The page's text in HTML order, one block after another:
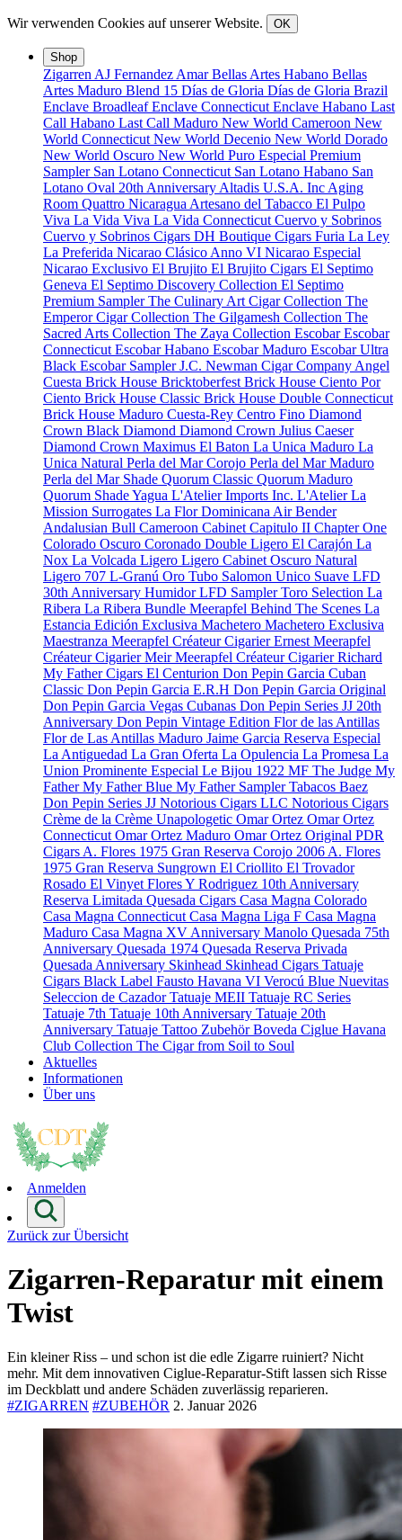
Wir verwenden Cookies auf unserer Website. OK
Shop
Zigarren AJ Fernandez AmarBellas Artes Habano Bellas
Artes Maduro Blend 15 Días de Gloria Días de Gloria Brazil
Enclave BroadleafEnclave Connecticut Enclave Habano Last
Call Habano Last Call Maduro New World Cameroon New
World Connecticut New World Decenio New World Dorado
New World Oscuro New World Puro Especial Premium
Sampler San Lotano Connecticut San Lotano Habano San
Lotano Oval 20th Anniversary Altadis U.S.A. Inc Aging
Room Quattro Nicaragua Artesano del Tabacco El Pulpo
Viva La Vida Viva La Vida Connecticut Cuervo y Sobrinos
Cuervo y Sobrinos Cigars DH Boutique Cigars Furia La Ley
La Preferida Nicarao Clásico Anno VI Nicarao Especial
Nicarao Exclusivo El Brujito El Brujito Cigars El Septimo
Geneva El Septimo Discovery Collection El Septimo
Premium SamplerThe Culinary Art Cigar Collection The
Emperor Cigar Collection The Gilgamesh Collection The
Sacred Arts Collection The Zaya Collection EscobarEscobar
Connecticut Escobar Habano Escobar Maduro Escobar Ultra
Black Escobar SamplerJ.C. Newman Cigar Company Angel
Cuesta Brick House Bricktoberfest Brick House Ciento Por
Ciento Brick House Classic Brick House Double Connecticut
Brick House Maduro Cuesta-Rey Centro Fino Diamond
Crown Black Diamond Diamond Crown Julius Caeser
Diamond Crown Maximus El Baton La Unica Maduro La
Unica Natural Perla del Mar Corojo Perla del Mar Maduro
Perla del Mar Shade Quorum Classic Quorum Maduro
Quorum ShadeYagua L'Atelier Imports Inc. L'AtelierLa
Mission Surrogates La Flor Dominicana Air Bender
Andalusian Bull Cameroon Cabinet Capitulo II Chapter One
Colorado Oscuro Coronado Double Ligero El Carajón La
Nox La Volcada Ligero Ligero Cabinet Oscuro Natural
Ligero 707 L-Granú Oro Tubo Salomon Unico Suave LFD
30th Anniversary HumidorLFD Sampler Toro Selection La
Ribera La Ribera Bundle Meerapfel Behind The Scenes La
Estancia Edición Exclusiva Machetero Machetero Exclusiva
Maestranza Meerapfel Créateur Cigarier Ernest Meerapfel
Créateur Cigarier MeirMeerapfel Créateur Cigarier Richard
My Father Cigars El Centurion Don Pepin Garcia Cuban
Classic Don Pepin Garcia E.R.H Don Pepin Garcia Original
Don Pepin Garcia Vegas Cubanas Don Pepin Series JJ 20th
Anniversary Don Pepin Vintage Edition Flor de las Antillas
Flor de Las Antillas Maduro Jaime Garcia Reserva Especial
La Antiguedad La Gran Oferta La Opulencia La Promesa La
Union Prominente Especial Le Bijou 1922 MF The Judge My
FatherMy Father Blue My Father SamplerTabacos Baez
Don Pepin Series JJ Notorious Cigars LLC Notorious Cigars
Crème de la Crème Unapologetic Omar Ortez Omar Ortez
Connecticut Omar Ortez Maduro Omar Ortez Original PDR
Cigars A. Flores 1975 Gran Reserva Corojo 2006 A. Flores
1975 Gran Reserva Sungrown El Criollito El Trovador
Rosado El Vinyet Flores Y Rodriguez 10th Anniversary
Reserva Limitada Quesada Cigars Casa Magna Colorado
Casa Magna Connecticut Casa Magna Liga F Casa Magna
Maduro Casa Magna XV Anniversary Manolo Quesada 75th
Anniversary Quesada 1974 Quesada Reserva Privada
Quesada Anniversary Skinhead Skinhead Cigars Tatuaje
Cigars Black Label Fausto Havana VI Verocú Blue Nuevitas
Seleccion de CazadorTatuaje MEII Tatuaje RC Series
Tatuaje 7th Tatuaje 10th Anniversary Tatuaje 20th
Anniversary Tatuaje Tattoo ZubehörBoveda Ciglue Havana
Club Collection The Cigar from Soil to Soul
Aktuelles
Informationen
Über uns
Anmelden
Zurück zur Übersicht
Zigarren-Reparatur mit einem
Twist
Ein kleiner Riss – und schon ist die edle Zigarre ruiniert? Nicht
mehr. Mit dem innovativen Ciglue-Reparatur-Stift lassen sich Risse
im Deckblatt und andere Schäden zuverlässig reparieren.
#ZIGARREN #ZUBEHÖR 2. Januar 2026